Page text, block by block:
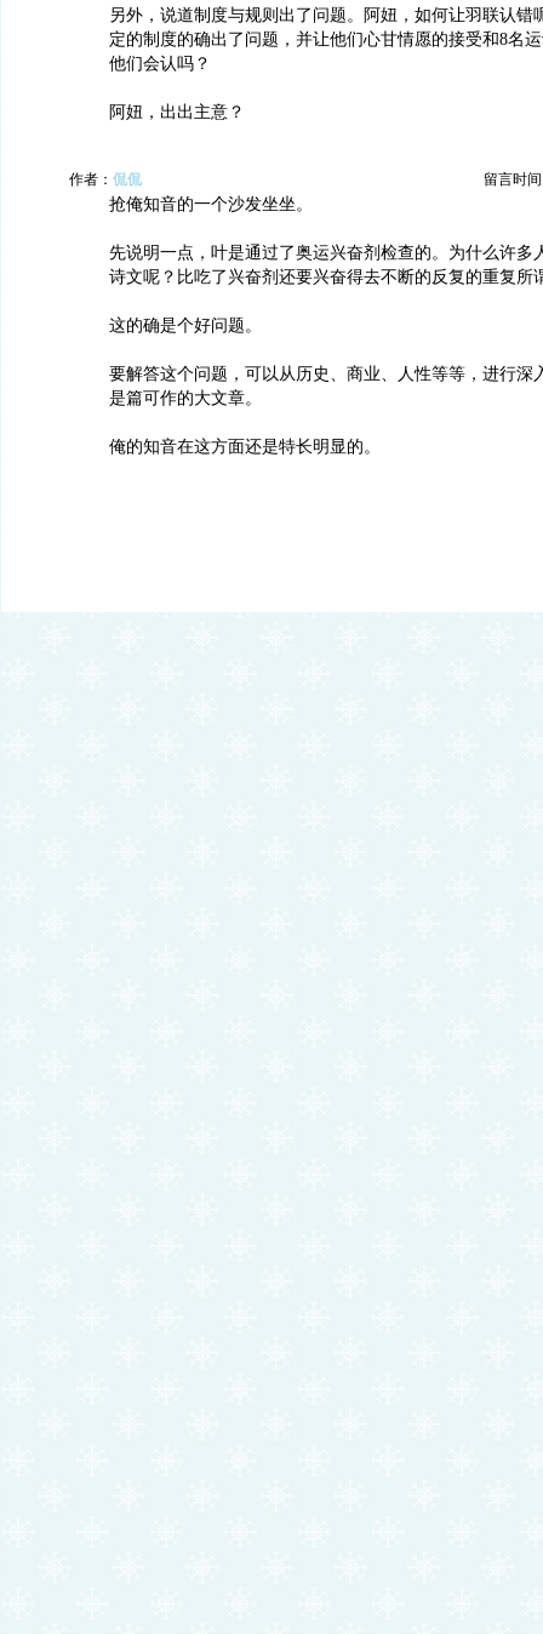
另外，说道制度与规则出了问题。阿妞，如何让羽联认错
定的制度的确出了问题，并让他们心甘情愿的接受和8名
他们会认吗？
阿妞，出出主意？
作者： 侃侃 留言时间
抢俺知音的一个沙发坐坐。
先说明一点，叶是通过了奥运兴奋剂检查的。为什么许多
诗文呢？比吃了兴奋剂还要兴奋得去不断的反复的重复所
这的确是个好问题。
要解答这个问题，可以从历史、商业、人性等等，进行深
是篇可作的大文章。
俺的知音在这方面还是特长明显的。